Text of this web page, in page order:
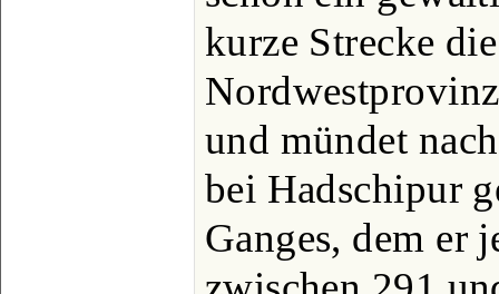
kurze Strecke
und mündet
bei Hadschipur
Ganges, dem er